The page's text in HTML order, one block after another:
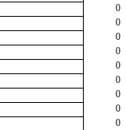
0
0
0
0
0
0
0
0
0